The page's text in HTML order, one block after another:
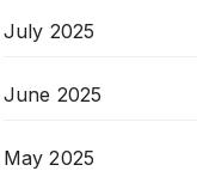
July 2025
June 2025
May 2025